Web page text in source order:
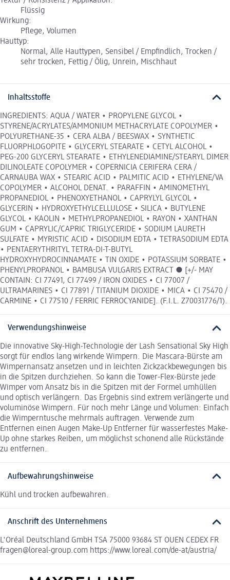
Flüssig
Wirkung:
Pflege, Volumen
Hauttyp:
Normal, Alle Hauttypen, Sensibel / Empfindlich, Trocken /
sehr trocken, Fettig / Ölig, Unrein, Mischhaut
Inhaltsstoffe
INGREDIENTS: AQUA / WATER • PROPYLENE GLYCOL •
STYRENE/ACRYLATES/AMMONIUM METHACRYLATE COPOLYMER •
POLYURETHANE-35 • CERA ALBA / BEESWAX • SYNTHETIC
FLUORPHLOGOPITE • GLYCERYL STEARATE • CETYL ALCOHOL •
PEG-200 GLYCERYL STEARATE • ETHYLENEDIAMINE/STEARYL DIMER
DILINOLEATE COPOLYMER • COPERNICIA CERIFERA CERA /
CARNAUBA WAX • STEARIC ACID • PALMITIC ACID • ETHYLENE/VA
COPOLYMER • ALCOHOL DENAT. • PARAFFIN • AMINOMETHYL
PROPANEDIOL • PHENOXYETHANOL • CAPRYLYL GLYCOL •
GLYCERIN • HYDROXYETHYLCELLULOSE • SILICA • BUTYLENE
GLYCOL • KAOLIN • METHYLPROPANEDIOL • RAYON • XANTHAN
GUM • CAPRYLIC/CAPRIC TRIGLYCERIDE • SODIUM LAURETH
SULFATE • MYRISTIC ACID • DISODIUM EDTA • TETRASODIUM EDTA
• PENTAERYTHRITYL TETRA-DI-T-BUTYL
HYDROXYHYDROCINNAMATE • TIN OXIDE • POTASSIUM SORBATE •
PHENYLPROPANOL • BAMBUSA VULGARIS EXTRACT ● [+/- MAY
CONTAIN: CI 77491, CI 77499 / IRON OXIDES • CI 77007 /
ULTRAMARINES • CI 77891 / TITANIUM DIOXIDE • MICA • CI 75470 /
CARMINE • CI 77510 / FERRIC FERROCYANIDE]. (F.I.L. Z70031776/1).
Verwendungshinweise
Die innovative Sky-High-Technologie der Lash Sensational Sky High
sorgt für endlos lang wirkende Wimpern. Die Mascara-Bürste am
Wimpernansatz ansetzen und in leichten Zickzackbewegungen bis
in die Spitzen durchziehen. So kann die Tower-Flex-Bürste jede
Wimper vom Ansatz bis in die Spitzen mit der Formel umhüllen
und optisch verlängern. Das Ergebnis sind extrem verlängerte und
voluminöse Wimpern. Für noch mehr Länge und Volumen: Einfach
die Wimperntusche mehrmals auftragen. Verwende zum
Entfernen einen Augen Make-Up Entferner für wasserfestes Make-
Up ohne starkes Reiben, um möglichst schonend alle Rückstände
zu entfernen.
Aufbewahrungshinweise
Kühl und trocken aufbewahren.
Anschrift des Unternehmens
L'Oréal Deutschland GmbH TSA 75000 93684 ST OUEN CEDEX FR
fragen@loreal-group.com https://www.loreal.com/de-at/austria/